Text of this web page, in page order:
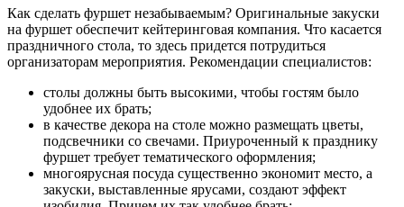
Как сделать фуршет незабываемым? Оригинальные закуски
на фуршет обеспечит кейтеринговая компания. Что касается
праздничного стола, то здесь придется потрудиться
организаторам мероприятия. Рекомендации специалистов:
столы должны быть высокими, чтобы гостям было
удобнее их брать;
в качестве декора на столе можно размещать цветы,
подсвечники со свечами. Приуроченный к празднику
фуршет требует тематического оформления;
многоярусная посуда существенно экономит место, а
закуски, выставленные ярусами, создают эффект